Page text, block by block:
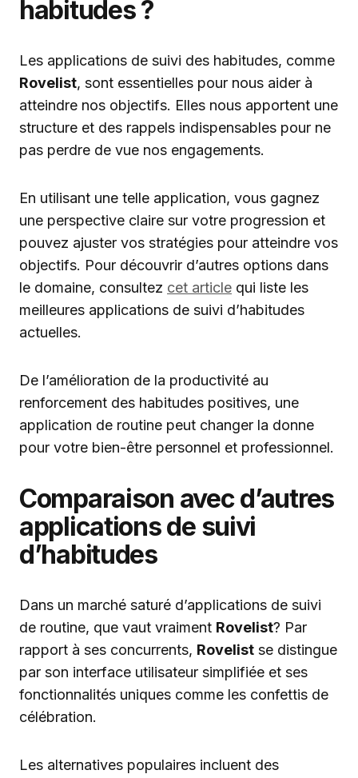
habitudes ?
Les applications de suivi des habitudes, comme
Rovelist, sont essentielles pour nous aider à
atteindre nos objectifs. Elles nous apportent une
structure et des rappels indispensables pour ne
pas perdre de vue nos engagements.
En utilisant une telle application, vous gagnez
une perspective claire sur votre progression et
pouvez ajuster vos stratégies pour atteindre vos
objectifs. Pour découvrir d’autres options dans
le domaine, consultez cet article qui liste les
meilleures applications de suivi d’habitudes
actuelles.
De l’amélioration de la productivité au
renforcement des habitudes positives, une
application de routine peut changer la donne
pour votre bien-être personnel et professionnel.
Comparaison avec d’autres
applications de suivi
d’habitudes
Dans un marché saturé d’applications de suivi
de routine, que vaut vraiment Rovelist? Par
rapport à ses concurrents, Rovelist se distingue
par son interface utilisateur simplifiée et ses
fonctionnalités uniques comme les confettis de
célébration.
Les alternatives populaires incluent des